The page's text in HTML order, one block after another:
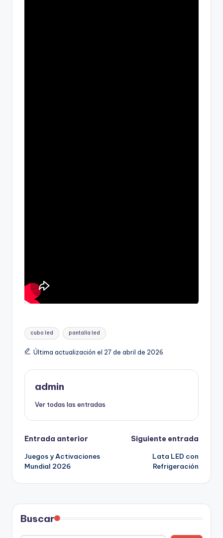
cubo led pantalla led
Última actualización el 27 de abril de 2026
admin
Ver todas las entradas
Entrada anterior
Juegos y Activaciones
Mundial 2026
Siguiente entrada
Lata LED con
Refrigeración
Buscar